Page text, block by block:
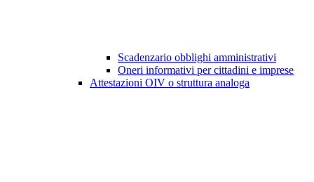
Scadenzario obblighi amministrativi
Oneri informativi per cittadini e imprese
Attestazioni OIV o struttura analoga